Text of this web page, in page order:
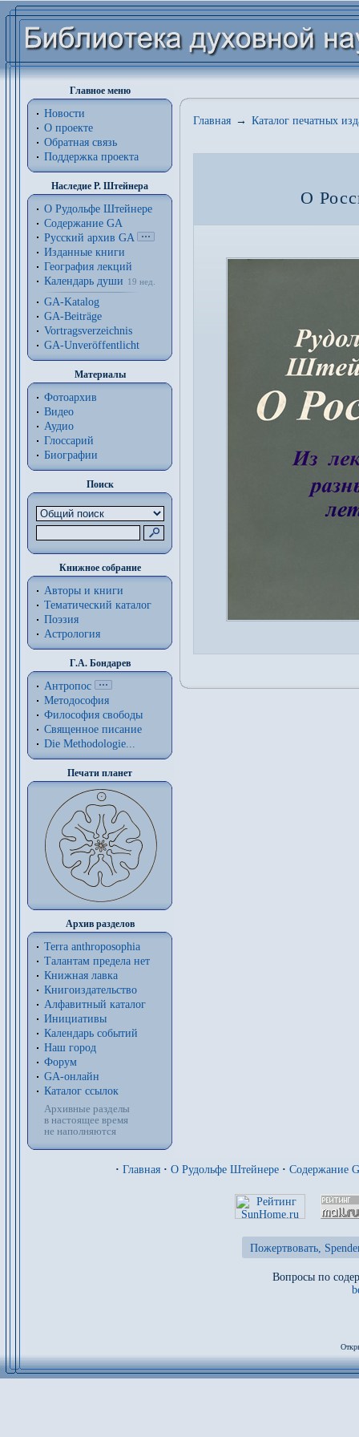
Главное меню
Новости
О проекте
Обратная связь
Поддержка проекта
Наследие Р. Штейнера
О Рудольфе Штейнере
Содержание GA
Русский архив GA
Изданные книги
География лекций
Календарь души
19 нед.
GA-Katalog
GA-Beiträge
Vortragsverzeichnis
GA-Unveröffentlicht
Материалы
Фотоархив
Видео
Аудио
Глоссарий
Биографии
Поиск
Книжное собрание
Авторы и книги
Тематический каталог
Поэзия
Астрология
Г.А. Бондарев
Антропос
Методософия
Философия cвободы
Священное писание
Die Methodologie...
Печати планет
Архив разделов
Terra anthroposophia
Талантам предела нет
Книжная лавка
Книгоиздательство
Алфавитный каталог
Инициативы
Календарь событий
Наш город
Форум
GA-онлайн
Каталог ссылок
Архивные разделы
в настоящее время
не наполняются
Главная → Каталог печатных
О
· Главная · О Рудольфе Штейнере · Содержание
Пожертвовать,
Вопросы по